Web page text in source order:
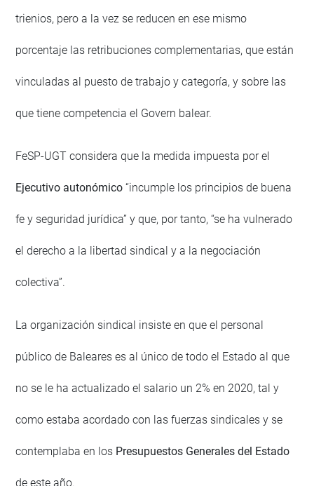
trienios, pero a la vez se reducen en ese mismo
porcentaje las retribuciones complementarias, que están
vinculadas al puesto de trabajo y categoría, y sobre las
que tiene competencia el Govern balear.
FeSP-UGT considera que la medida impuesta por el
Ejecutivo autonómico “incumple los principios de buena
fe y seguridad jurídica” y que, por tanto, “se ha vulnerado
el derecho a la libertad sindical y a la negociación
colectiva”.
La organización sindical insiste en que el personal
público de Baleares es al único de todo el Estado al que
no se le ha actualizado el salario un 2% en 2020, tal y
como estaba acordado con las fuerzas sindicales y se
contemplaba en los Presupuestos Generales del Estado
de este año.